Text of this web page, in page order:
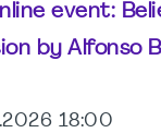
event:
by Alfonso
18:00